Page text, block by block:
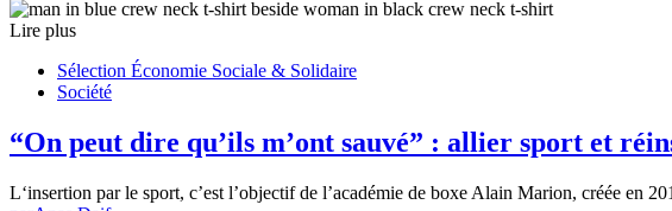
Lire plus
Sélection Économie Sociale & Solidaire
Société
“On peut dire qu’ils m’ont sauvé” : allier sport et
L‘insertion par le sport, c’est l’objectif de l’académie de boxe Alain Marion, créée en